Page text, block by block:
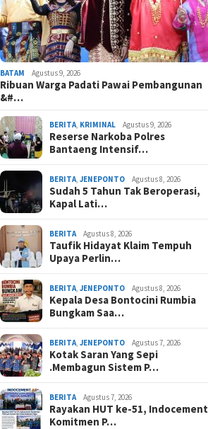
BATAM Agustus 9, 2026
Ribuan Warga Padati Pawai Pembangunan
&#…
BERITA KRIMINAL Agustus 9, 2026
Reserse Narkoba Polres
Bantaeng Intensif…
BERITA ,JENEPONTO Agustus 8, 2026
Sudah 5 Tahun Tak Beroperasi,
Kapal Lati…
BERITA Agustus 8, 2026
Taufik Hidayat Klaim Tempuh
Upaya Perlin…
BERITA ,JENEPONTO Agustus 8, 2026
Kepala Desa Bontocini Rumbia
Bungkam Saa…
BERITA ,JENEPONTO Agustus 7, 2026
Kotak Saran Yang Sepi
.Membagun Sistem P…
BERITA Agustus 7, 2026
Rayakan HUT ke-51, Indocement
Komitmen P…